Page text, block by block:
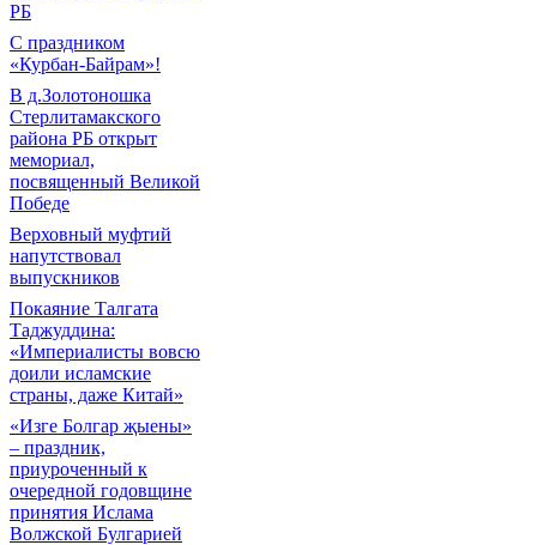
РБ
С праздником
«Курбан-Байрам»!
В д.Золотоношка
Стерлитамакского
района РБ открыт
мемориал,
посвященный Великой
Победе
Верховный муфтий
напутствовал
выпускников
Покаяние Талгата
Таджуддина:
«Империалисты вовсю
доили исламские
страны, даже Китай»
«Изге Болгар җыены»
– праздник,
приуроченный к
очередной годовщине
принятия Ислама
Волжской Булгарией